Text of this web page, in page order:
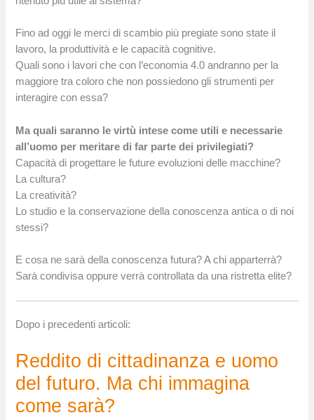
Fino ad oggi le merci di scambio più pregiate sono state il
lavoro, la produttività e le capacità cognitive.
Quali sono i lavori che con l’economia 4.0 andranno per la
maggiore tra coloro che non possiedono gli strumenti per
interagire con essa?
Ma quali saranno le virtù intese come utili e necessarie
all’uomo per meritare di far parte dei privilegiati?
Capacità di progettare le future evoluzioni delle macchine?
La cultura?
La creatività?
Lo studio e la conservazione della conoscenza antica o di noi
stessi?
E cosa ne sarà della conoscenza futura? A chi apparterrà?
Sarà condivisa oppure verrà controllata da una ristretta elite?
Dopo i precedenti articoli:
Reddito di cittadinanza e uomo
del futuro. Ma chi immagina
come sarà?